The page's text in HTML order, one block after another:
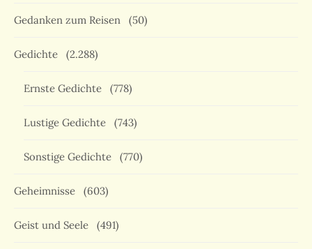
Gedanken zum Reisen (50)
Gedichte (2.288)
Ernste Gedichte (778)
Lustige Gedichte (743)
Sonstige Gedichte (770)
Geheimnisse (603)
Geist und Seele (491)